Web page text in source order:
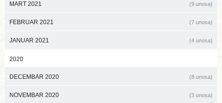
MART 2021 (9 unosa)
FEBRUAR 2021 (7 unosa)
JANUAR 2021 (4 unosa)
2020
DECEMBAR 2020 (8 unosa)
NOVEMBAR 2020 (3 unosa)